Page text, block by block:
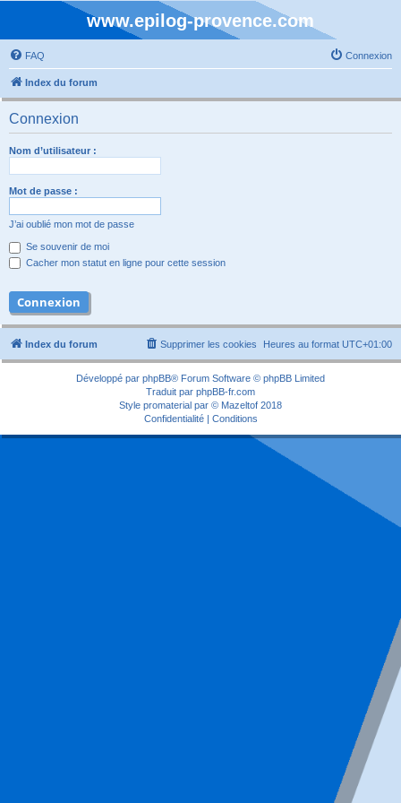
www.epilog-provence.com
FAQ Connexion
Index du forum
Connexion
Nom d’utilisateur :
Mot de passe :
J’ai oublié mon mot de passe
Se souvenir de moi
Cacher mon statut en ligne pour cette session
Index du forum Heures au format UTC+01:00
Supprimer les cookies
Développé par phpBB® Forum Software © phpBB Limited
Traduit par phpBB-fr.com
Style promaterial par © Mazeltof 2018
Confidentialité| Conditions